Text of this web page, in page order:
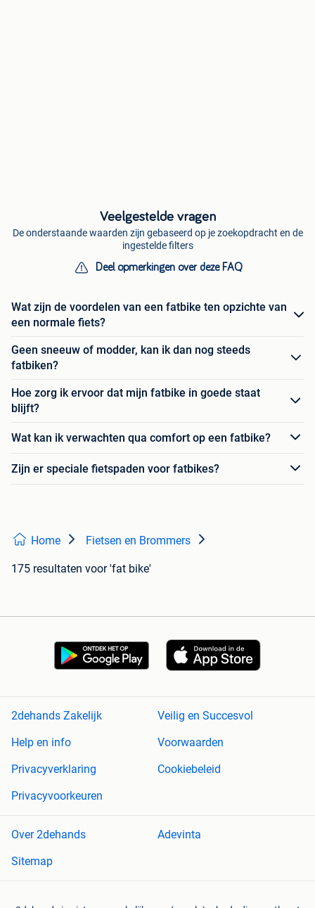
Veelgestelde vragen
De onderstaande waarden zijn gebaseerd op je zoekopdracht en de
ingestelde filters
Deel opmerkingen over deze FAQ
Wat zijn de voordelen van een fatbike ten opzichte van
een normale fiets?
Geen sneeuw of modder, kan ik dan nog steeds
fatbiken?
Hoe zorg ik ervoor dat mijn fatbike in goede staat
blijft?
Wat kan ik verwachten qua comfort op een fatbike?
Zijn er speciale fietspaden voor fatbikes?
Home Fietsen en Brommers
175 resultaten voor 'fat bike'
2dehands Zakelijk
Veilig en Succesvol
Help en info
Voorwaarden
Privacyverklaring
Cookiebeleid
Privacyvoorkeuren
Over 2dehands
Adevinta
Sitemap